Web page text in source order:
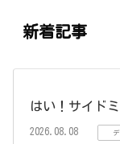
新着記事
はい！サイド
2026.08.08